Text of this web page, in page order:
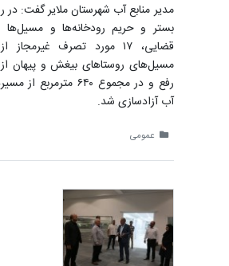
مدیر منابع آب شهرستان ملایر گفت:
بستر و حریم رودخانه‌ها و مسیل‌ها
قضایی، ۱۷ مورد تصرف
مسیل‌های روستاهای بیغش و پیهان
رفع و در مجموع ۶۴۰
آب آزادسازی شد.
عمومی